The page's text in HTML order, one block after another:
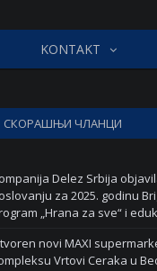
KONTAKT
СКОРАШЊИ ЧЛАНЦИ
Delez Srbija
za 2025. godinu
„Hrana za sve“ i
novi MAXI
Vrtovi Ceraka u